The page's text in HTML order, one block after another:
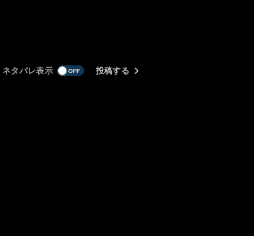
ネタバレ表示 投稿する